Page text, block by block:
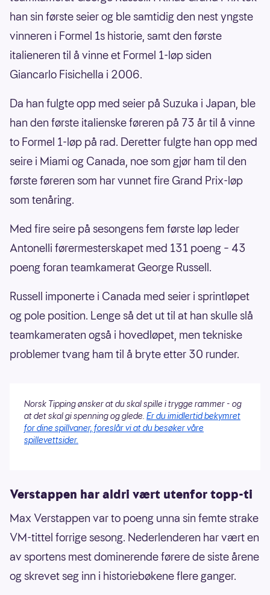
han sin første seier og ble samtidig den nest yngste
vinneren i Formel 1s historie, samt den første
italieneren til å vinne et Formel 1-løp siden
Giancarlo Fisichella i 2006.
Da han fulgte opp med seier på Suzuka i Japan, ble
han den første italienske føreren på 73 år til å vinne
to Formel 1-løp på rad. Deretter fulgte han opp med
seire i Miami og Canada, noe som gjør ham til den
første føreren som har vunnet fire Grand Prix-løp
som tenåring.
Med fire seire på sesongens fem første løp leder
Antonelli førermesterskapet med 131 poeng – 43
poeng foran teamkamerat George Russell.
Russell imponerte i Canada med seier i sprintløpet
og pole position. Lenge så det ut til at han skulle slå
teamkameraten også i hovedløpet, men tekniske
problemer tvang ham til å bryte etter 30 runder.
Norsk Tipping ønsker at du skal spille i trygge rammer - og
at det skal gi spenning og glede. Er du imidlertid bekymret
for dine spillvaner, foreslår vi at du besøker våre
spillevettsider.
Verstappen har aldri vært utenfor topp-ti
Max Verstappen var to poeng unna sin femte strake
VM-tittel forrige sesong. Nederlenderen har vært en
av sportens mest dominerende førere de siste årene
og skrevet seg inn i historiebøkene flere ganger.